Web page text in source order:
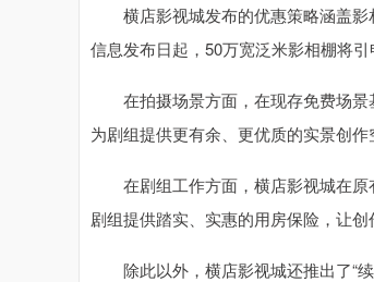
横店影视城发布的优惠策略涵盖影
信息发布日起，50万宽泛米影相棚将
在拍摄场景方面，在现存免费场景
为剧组提供更有余、更优质的实景创作
在剧组工作方面，横店影视城在原
剧组提供踏实、实惠的用房保险，让创
除此以外，横店影视城还推出了“续